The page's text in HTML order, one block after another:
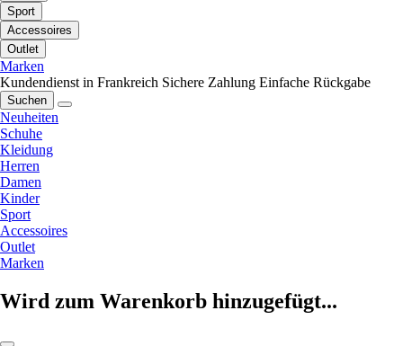
Sport
Accessoires
Outlet
Marken
Kundendienst in Frankreich Sichere Zahlung Einfache Rückgabe
Suchen
Neuheiten
Schuhe
Kleidung
Herren
Damen
Kinder
Sport
Accessoires
Outlet
Marken
Wird zum Warenkorb hinzugefügt...